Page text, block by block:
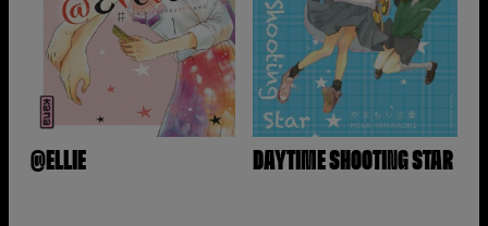
@ELLIE DAYTIME SHOOTING STAR